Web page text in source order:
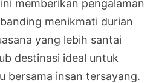
memberikan pengalaman
menikmati durian
yang lebih santai
destinasi ideal untuk
bersama insan tersayang.